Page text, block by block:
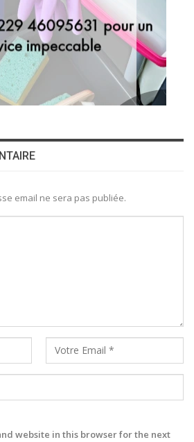
email ne sera pas publiée.
website in this browser for the next